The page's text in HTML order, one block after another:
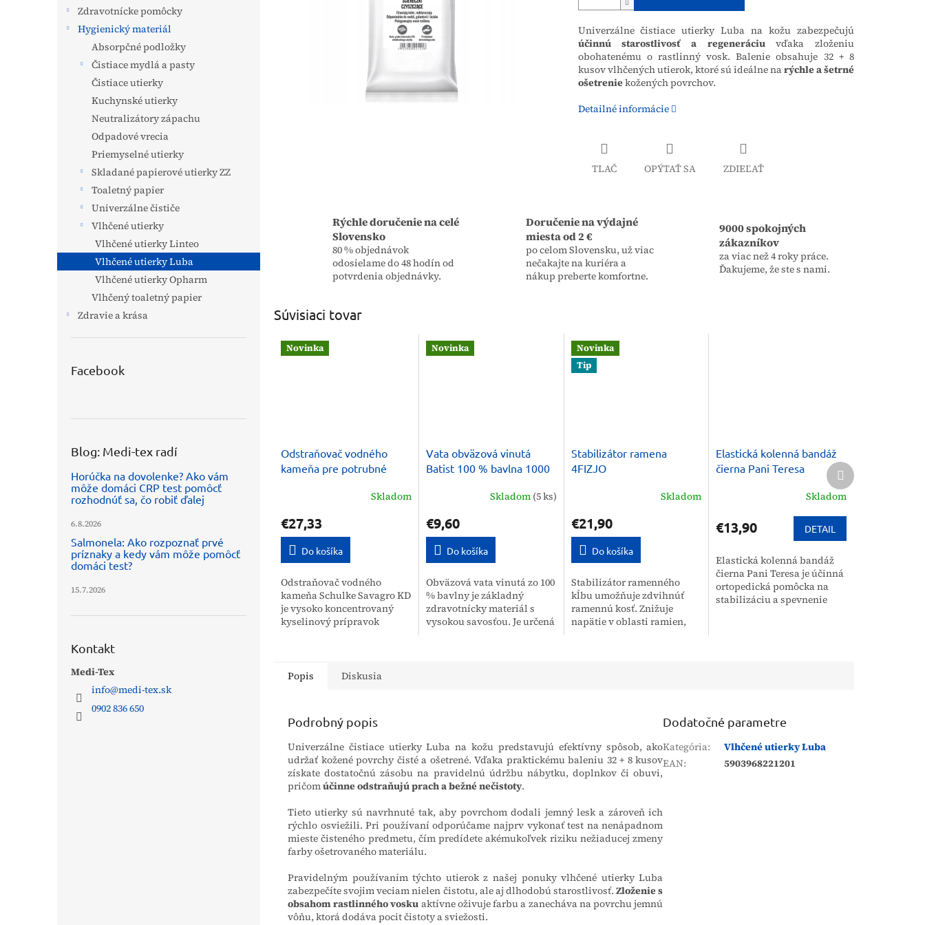
Zdravotnícke pomôcky
Hygienický materiál
Absorpčné podložky
Čistiace mydlá a pasty
Čistiace utierky
Kuchynské utierky
Neutralizátory zápachu
Odpadové vrecia
Priemyselné utierky
Skladané papierové utierky ZZ
Toaletný papier
Univerzálne čističe
Vlhčené utierky
Vlhčené utierky Linteo
Vlhčené utierky Luba
Vlhčené utierky Opharm
Vlhčený toaletný papier
Zdravie a krása
Facebook
Blog: Medi-tex radí
Horúčka na dovolenke? Ako vám
môže domáci CRP test pomôcť
rozhodnúť sa, čo robiť ďalej
6.8.2026
Salmonela: Ako rozpoznať prvé
príznaky a kedy vám môže pomôcť
domáci test?
15.7.2026
Kontakt
Medi-Tex
info@medi-tex.sk
0902 836 650
Univerzálne čistiace utierky Luba na kožu zabezpečujú
účinnú starostlivosť a regeneráciuvďaka zloženiu
obohatenému o rastlinný vosk. Balenie obsahuje 32 + 8
kusov vlhčených utierok, ktoré sú ideálne narýchle a šetrné
ošetreniekožených povrchov.
Detailné informácie
TLAČ OPÝTAŤ SA ZDIEĽAŤ
Rýchle doručenie na celé
Slovensko
80 % objednávok
odosielame do 48 hodín od
potvrdenia objednávky.
Doručenie na výdajné
miesta od 2 €
po celom Slovensku, už viac
nečakajte na kuriéra a
nákup preberte komfortne.
9000 spokojných
zákazníkov
za viac než 4 roky práce.
Ďakujeme, že ste s nami.
Súvisiaci tovar
Novinka
Odstraňovač vodného
kameňa pre potrubné
Skladom
€27,33
Do košíka
Odstraňovač vodného
kameňa Schulke Savagro KD
je vysoko koncentrovaný
kyselinový prípravok
zariadení....
Novinka
Vata obväzová vinutá
Batist 100 % bavlna 1000
Skladom (5 ks)
€9,60
Do košíka
Obväzová vata vinutá zo 100
% bavlny je základný
zdravotnícky materiál s
vysokou savosťou. Je určená
Novinka
Tip
Stabilizátor ramena
4FIZJO
Skladom
€21,90
Do košíka
Stabilizátor ramenného
kĺbu umožňuje zdvihnúť
ramennú kosť. Znižuje
napätie v oblasti ramien,
Elastická kolenná bandáž
čierna Pani Teresa
Skladom
€13,90 DETAIL
Elastická kolenná bandáž
čierna Pani Teresa je účinná
ortopedická pomôcka na
stabilizáciu a spevnenie
Ďalší
produkt
Popis Diskusia
Podrobný popis
Univerzálne čistiace utierky Luba na kožu predstavujú efektívny spôsob, ako
udržať kožené povrchy čisté a ošetrené. Vďaka praktickému baleniu 32 + 8 kusov
získate dostatočnú zásobu na pravidelnú údržbu nábytku, doplnkov či obuvi,
pričomúčinne odstraňujú prach a bežné nečistoty.
Tieto utierky sú navrhnuté tak, aby povrchom dodali jemný lesk a zároveň ich
rýchlo osviežili. Pri používaní odporúčame najprv vykonať test na nenápadnom
mieste čisteného predmetu, čím predídete akémukoľvek riziku nežiaducej zmeny
farby ošetrovaného materiálu.
Pravidelným používaním týchto utierok z našej ponuky vlhčené utierky Luba
zabezpečíte svojim veciam nielen čistotu, ale aj dlhodobú starostlivosť.Zloženie s
obsahom rastlinného vosku aktívne oživuje farbu a zanecháva na povrchu jemnú
vôňu, ktorá dodáva pocit čistoty a sviežosti.
Dodatočné parametre
Kategória:
Vlhčené utierky Luba
EAN: 5903968221201